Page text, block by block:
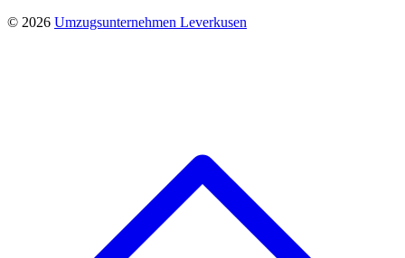
© 2026 Umzugsunternehmen Leverkusen